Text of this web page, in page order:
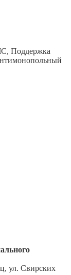
Поддержка
ул. Свирских